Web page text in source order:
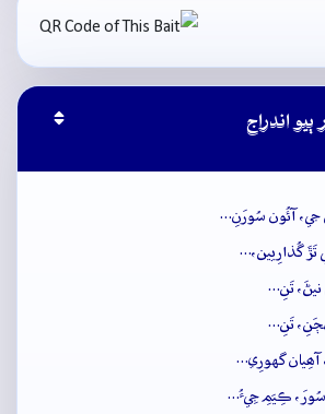
ٻيو اندراج
جي، آئُون سُورَنِ…
تَڙَ گُذارِيين،…
تَنِ…
تَنِ…
آھِيان گهورِي…
سُورَ، ڪِيَمِ جِيءُ…